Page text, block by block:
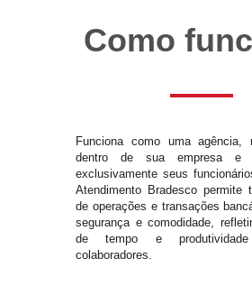
Como
Funciona como uma agência,
dentro de sua empresa e
exclusivamente seus
Atendimento Bradesco permite
de operações e transações
segurança e comodidade,
de tempo e
colaboradores.
+